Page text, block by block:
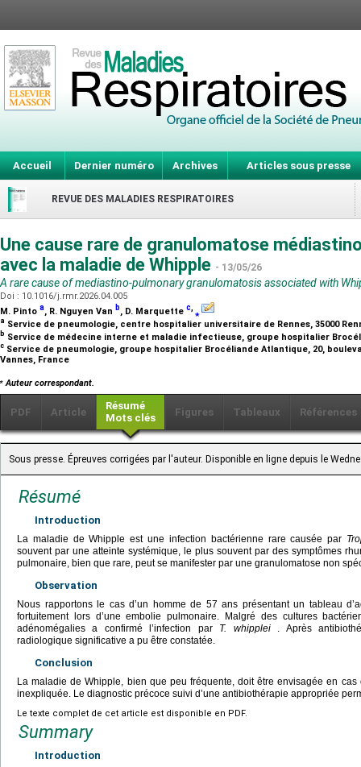
Accueil Dernier numéro Archives Articles sous presse
REVUE DES MALADIES RESPIRATOIRES
Une cause rare de granulomatose
avec la maladie de Whipple - 13/05/26
A rare cause of mediastino-pulmonary granulomatosis associated with
Doi : 10.1016/j.rmr.2026.04.005
M. Pinto a, R. Nguyen Van b, D. Marquette c,⁎
a Service de pneumologie, centre hospitalier universitaire de Rennes, 35000
b Service de médecine interne et maladie infectieuse, groupe hospitalier
c Service de pneumologie, groupe hospitalier Brocéliande Atlantique, 20,
Vannes, France
⁎ Auteur correspondant.
PDF Article
Résumé
Mots clés
Figures Tableaux Références
Sous presse. Épreuves corrigées par l'auteur. Disponible en ligne depuis le
Résumé
Introduction
La maladie de Whipple est une infection bactérienne rare causée par
souvent par une atteinte systémique, le plus souvent par des symptômes
pulmonaire, bien que rare, peut se manifester par une granulomatose non
Observation
Nous rapportons le cas d’un homme de 57 ans présentant un tableau
fortuitement lors d’une embolie pulmonaire. Malgré des cultures
adénomégalies a confirmé l’infection par T. whipplei. Après
radiologique significative a pu être constatée.
Conclusion
La maladie de Whipple, bien que peu fréquente, doit être envisagée en cas
inexpliquée. Le diagnostic précoce suivi d’une antibiothérapie appropriée
Le texte complet de cet article est disponible en PDF.
Summary
Introduction